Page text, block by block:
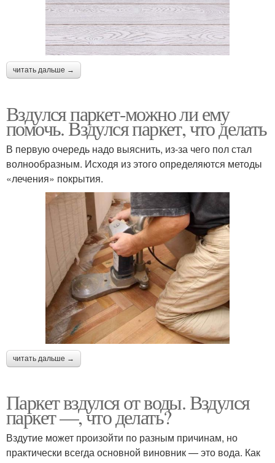
читать дальше →
Вздулся паркет-можно ли ему
помочь. Вздулся паркет, что делать
В первую очередь надо выяснить, из-за чего пол стал
волнообразным. Исходя из этого определяются методы
«лечения» покрытия.
читать дальше →
Паркет вздулся от воды. Вздулся
паркет —, что делать?
Вздутие может произойти по разным причинам, но
практически всегда основной виновник — это вода. Как